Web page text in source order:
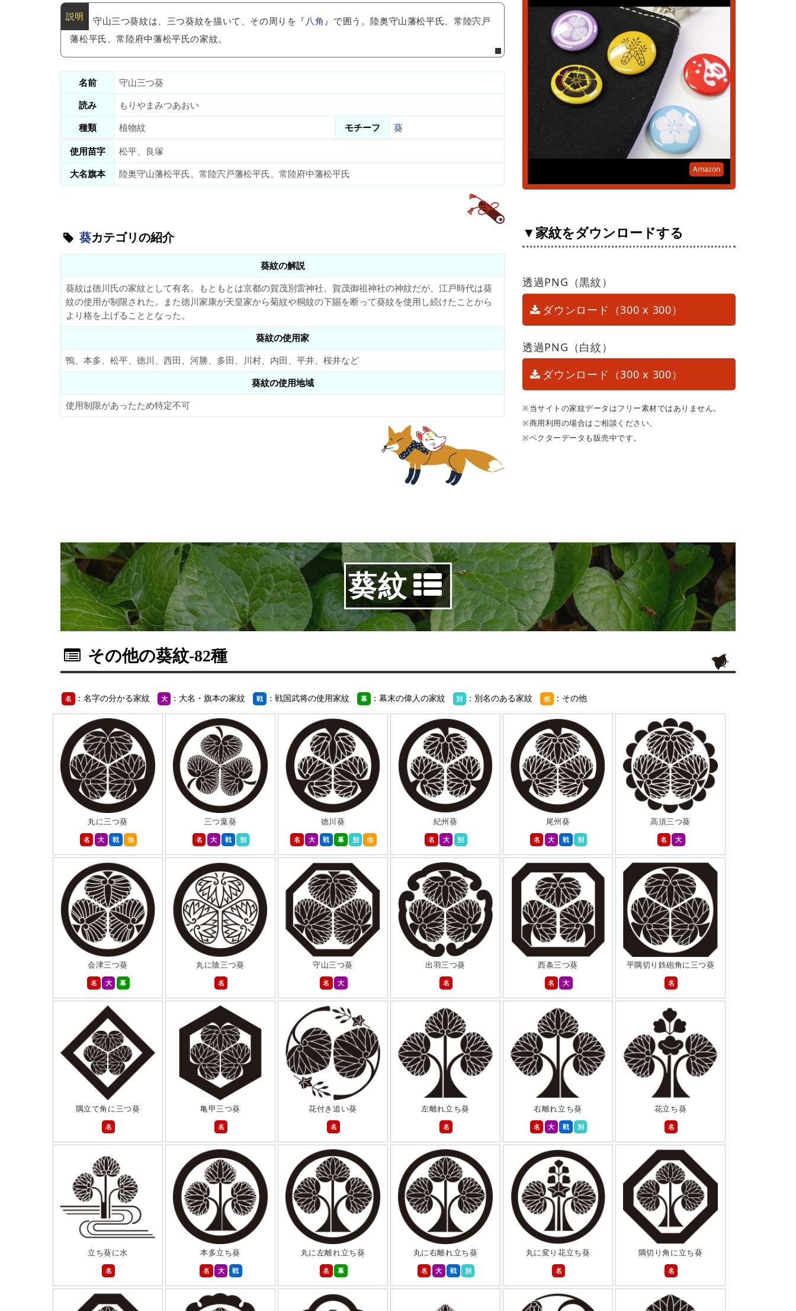
守山三つ葵紋は、三つ葵紋を描いて、その周りを『八角』で囲う。陸奥守山藩松平氏、常陸宍戸
藩松平氏、常陸府中藩松平氏の家紋。
名前
守山三つ葵
読み
もりやまみつあおい
種類
植物紋 モチーフ
葵
使用苗字
松平、良塚
大名旗本
陸奥守山藩松平氏、常陸宍戸藩松平氏、常陸府中藩松平氏
葵カテゴリの紹介
葵紋の解説
葵紋は徳川氏の家紋として有名。もともとは京都の賀茂別雷神社、賀茂御祖神社の神紋だが、江戸時代は葵
紋の使用が制限された。また徳川家康が天皇家から菊紋や桐紋の下賜を断って葵紋を使用し続けたことから
より格を上げることとなった。
葵紋の使用家
鴨、本多、松平、徳川、西田、河勝、多田、川村、内田、平井、桜井など
葵紋の使用地域
使用制限があったため特定不可
Amazon
▼家紋をダウンロードする
透過PNG（黒紋）
ダウンロード（300 x 300）
透過PNG（白紋）
ダウンロード（300 x 300）
※当サイトの家紋データはフリー素材ではありません。
※商用利用の場合はご相談ください。
※ベクターデータも販売中です。
葵紋
その他の葵紋-82種
名 ：名字の分かる家紋 大 ：大名・旗本の家紋 戦 ：戦国武将の使用家紋 幕 ：幕末の偉人の家紋 別 ：別名のある家紋 他 ：その他
丸に三つ葵
名
大 戦 他
三つ葉葵
名
大 戦 別
徳川葵
名
大 戦 幕 別 他
紀州葵
名
大 別
尾州葵
名
大 戦 別
高須三つ葵
名
大
会津三つ葵
名
大 幕
丸に陰三つ葵
名
守山三つ葵
名
大
出羽三つ葵
名
西条三つ葵
名
大
平隅切り鉄砲角に三つ葵
名
隅立て角に三つ葵
名
亀甲三つ葵
名
花付き追い葵
名
左離れ立ち葵
名
右離れ立ち葵
名
大 戦 別
花立ち葵
名
立ち葵に水
名
本多立ち葵
名
大 戦
丸に左離れ立ち葵
名
幕
丸に右離れ立ち葵
名
大 戦 別
丸に変り花立ち葵
名
隅切り角に立ち葵
名